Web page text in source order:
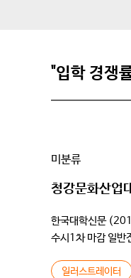
"입학 경쟁
미분류
청강문화산업
한국대학신문
수시1차 마감 일
일러스트레이터